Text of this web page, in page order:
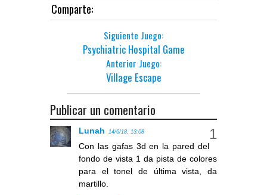
Comparte:
Siguiente Juego:
Psychiatric Hospital Game
Anterior Juego:
Village Escape
Publicar un comentario
Lunah 14/6/18, 13:08
Con las gafas 3d en la pared del
fondo de vista 1 da pista de colores
para el tonel de última vista, da
martillo.